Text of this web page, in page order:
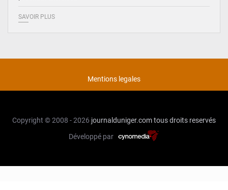
SAVOIR PLUS
Mentions legales
Copyright © 2008 - 2026 journalduniger.comtous droits reservés
Développé par